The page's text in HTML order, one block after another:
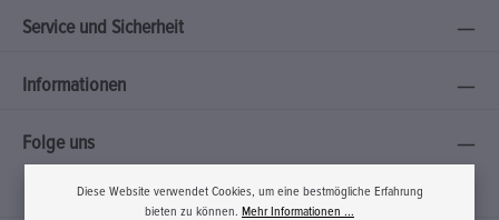
Service und Sicherheit
Informationen
Folge uns
Diese Website verwendet Cookies, um eine bestmögliche Erfahrung
bieten zu können. Mehr Informationen ...